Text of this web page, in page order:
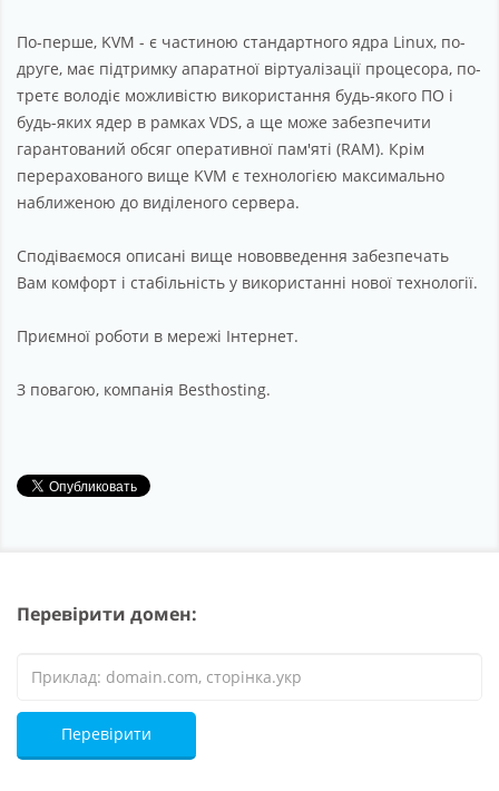
По-перше, KVM - є частиною стандартного ядра Linux, по-
друге, має підтримку апаратної віртуалізації процесора, по-
третє володіє можливістю використання будь-якого ПО і
будь-яких ядер в рамках VDS, а ще може забезпечити
гарантований обсяг оперативної пам'яті (RAM). Крім
перерахованого вище KVM є технологією максимально
наближеною до виділеного сервера.
Сподіваємося описані вище нововведення забезпечать
Вам комфорт і стабільність у використанні нової технології.
Приємної роботи в мережі Інтернет.
З повагою, компанія Besthosting.
Перевірити домен:
Перевірити